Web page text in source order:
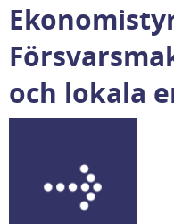
och lokala